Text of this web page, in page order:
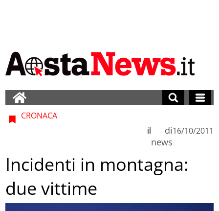
CRONACA
di
news
il 16/10/2011
Incidenti in montagna:
due vittime